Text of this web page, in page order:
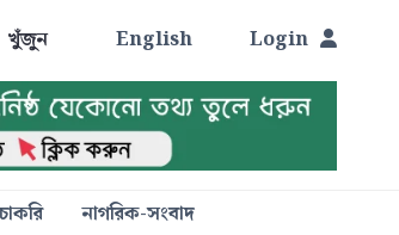
খুঁজুন English Login
নাগরিক-সংবাদ